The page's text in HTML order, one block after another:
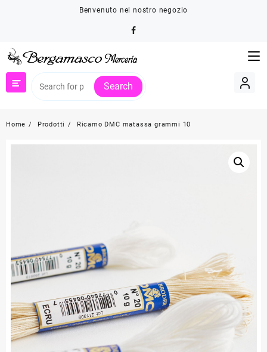
Benvenuto nel nostro negozio
Search
Home Prodotti Ricamo DMC matassa grammi 10